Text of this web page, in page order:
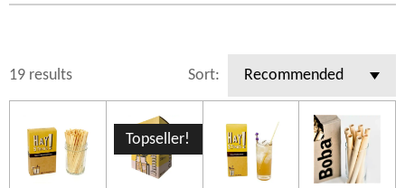
19 results Sort:
Topseller!